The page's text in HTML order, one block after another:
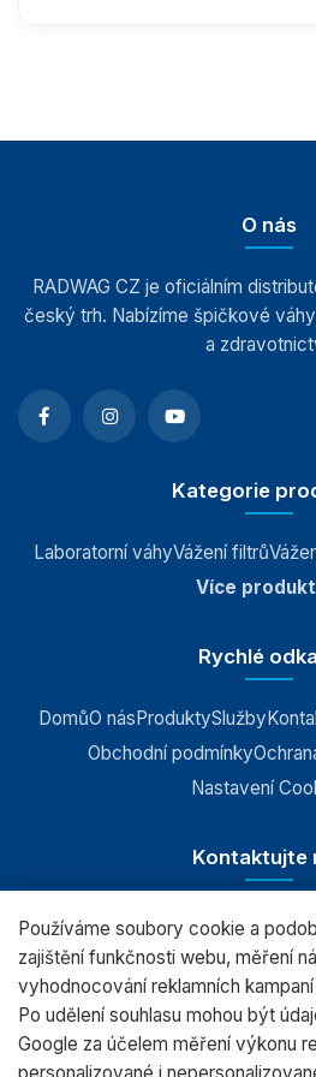
Příslušenství k vahám
Automatické tabletovače
Protiprůvanové ohrádky a komory
Držáky laboratorního skla a filtrů
THBR 2.0 monitorující okolní
Stojany a držáky indikátorů
Komunikační kabely
Transportní kufry pro váhy
Ochranné kryty vah
Sada pro určování hustoty
O nás
RADWAG CZ je oficiálním
český trh. Nabízíme špičkové
a
Kategorie
Laboratorní váhyVážení filtrů
Více
Rychlé
DomůO násProduktySlužby
Obchodní podmínky
Nastavení
Kontaktujte
RADWAG CZ s.r.o.,
+420 583 210
Používáme soubory cookie a
zajištění funkčnosti webu, měření
vyhodnocování reklamních
Po udělení souhlasu mohou být
Google za účelem měření výkonu